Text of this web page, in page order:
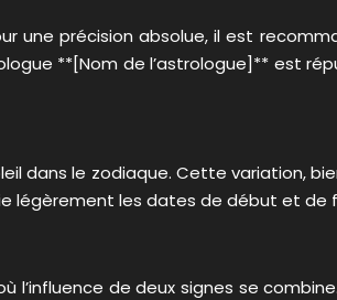
une précision absolue, il est
**[Nom de l’astrologue]** est
dans le zodiaque. Cette variation,
légèrement les dates de début et de
l’influence de deux signes se